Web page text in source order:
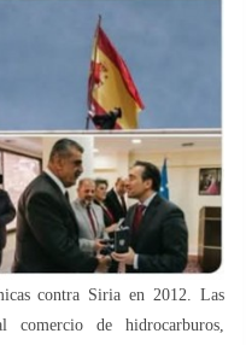
contra Siria en 2012. Las
comercio de hidrocarburos,